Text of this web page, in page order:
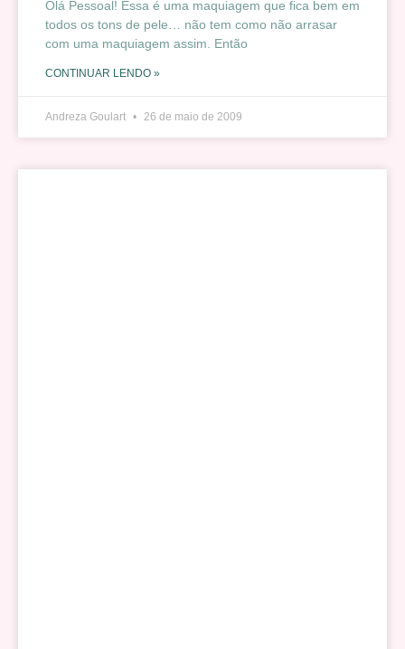
Olá Pessoal! Essa é uma maquiagem que fica bem em
todos os tons de pele… não tem como não arrasar
com uma maquiagem assim. Então
CONTINUAR LENDO »
Andreza Goulart 26 de maio de 2009